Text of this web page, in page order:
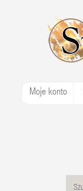
Moje konto